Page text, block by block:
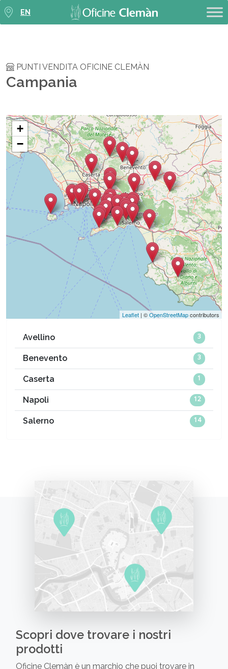
EN
PUNTI VENDITA OFICINE CLEMÀN
Campania
+
−
Leaflet | ©OpenStreetMapcontributors
Avellino 3
Benevento 3
Caserta 1
Napoli 12
Salerno 14
Scopri dove trovare i nostri
prodotti
Oficine Clemàn è un marchio che puoi trovare in